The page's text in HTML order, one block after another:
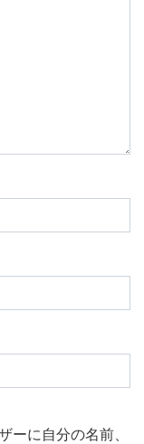
ーに自分の名前、